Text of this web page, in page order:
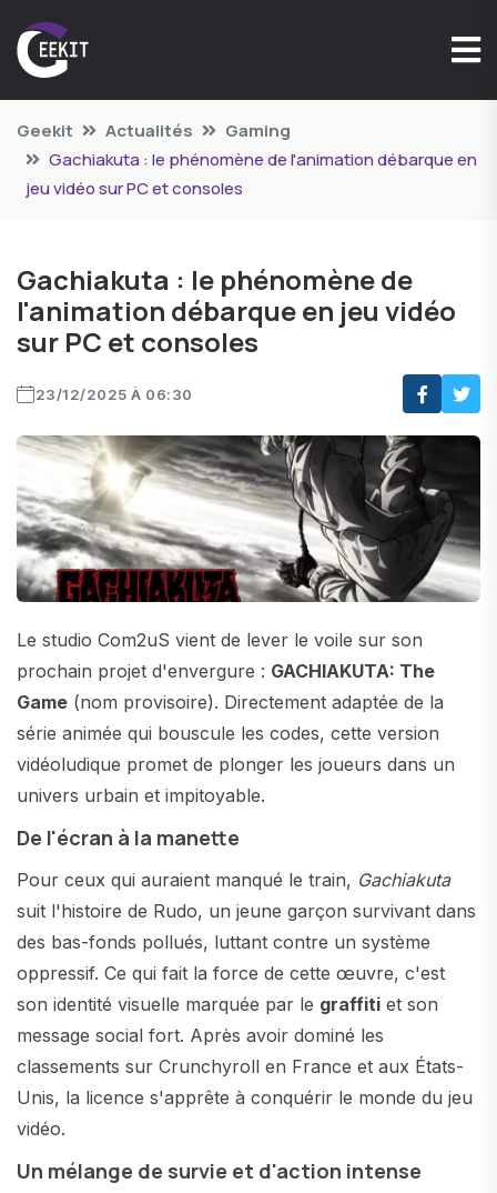
Geekit Actualités
Gaming
Gachiakuta : le phénomène de l'animation débarque en
jeu vidéo sur PC et consoles
Gachiakuta : le phénomène de
l'animation débarque en jeu vidéo
sur PC et consoles
23/12/2025 À 06:30
Le studio Com2uS vient de lever le voile sur son
prochain projet d'envergure : GACHIAKUTA: The
Game (nom provisoire). Directement adaptée de la
série animée qui bouscule les codes, cette version
vidéoludique promet de plonger les joueurs dans un
univers urbain et impitoyable.
De l'écran à la manette
Pour ceux qui auraient manqué le train, Gachiakuta
suit l'histoire de Rudo, un jeune garçon survivant dans
des bas-fonds pollués, luttant contre un système
oppressif. Ce qui fait la force de cette œuvre, c'est
son identité visuelle marquée par le graffiti et son
message social fort. Après avoir dominé les
classements sur Crunchyroll en France et aux États-
Unis, la licence s'apprête à conquérir le monde du jeu
vidéo.
Un mélange de survie et d'action intense